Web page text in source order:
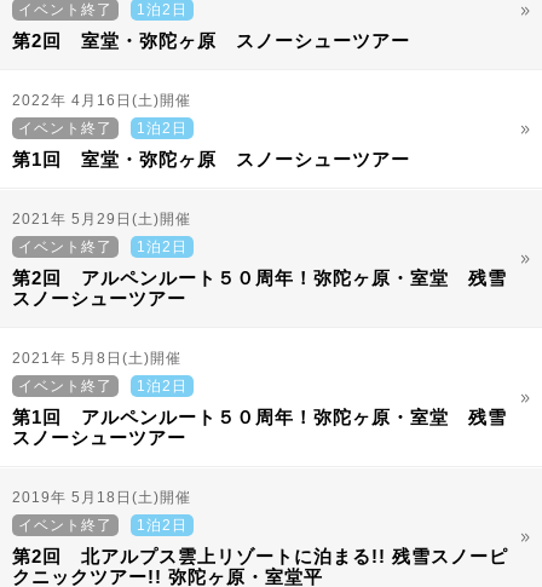
イベント終了
1泊2日
第2回 室堂・弥陀ヶ原 スノーシューツアー
2022年 4月16日(土)開催
イベント終了
1泊2日
第1回 室堂・弥陀ヶ原 スノーシューツアー
2021年 5月29日(土)開催
イベント終了
1泊2日
第2回 アルペンルート５０周年！弥陀ヶ原・室堂 残雪
スノーシューツアー
2021年 5月8日(土)開催
イベント終了
1泊2日
第1回 アルペンルート５０周年！弥陀ヶ原・室堂 残雪
スノーシューツアー
2019年 5月18日(土)開催
イベント終了
1泊2日
第2回 北アルプス雲上リゾートに泊まる!! 残雪スノーピ
クニックツアー!! 弥陀ヶ原・室堂平